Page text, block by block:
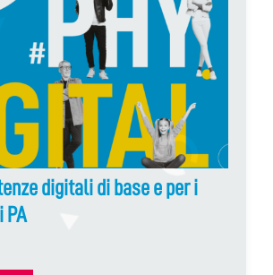
digitali di base e per i
PA